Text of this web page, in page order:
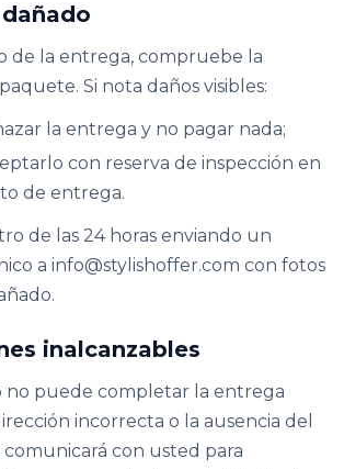
de la entrega, compruebe la
Si nota daños visibles:
la entrega y no pagar nada;
con reserva de inspección en
de entrega.
de las 24 horas enviando un
a info@stylishoffer.com con fotos
inalcanzables
no puede completar la entrega
incorrecta o la ausencia del
comunicará con usted para